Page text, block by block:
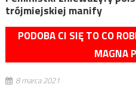
trójmiejskiej manify
PODOBA CI SIĘ TO CO
MAGNA
8 marca 2021